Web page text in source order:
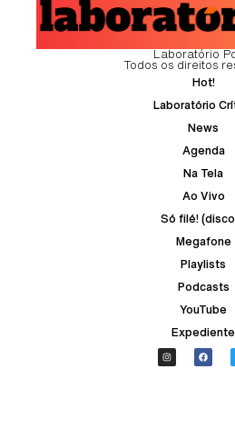
Laboratório
Todos os direitos
Hot!
Laboratório
News
Agenda
Na Tela
Ao Vivo
Só filé!
Megafone
Playlists
Podcasts
YouTube
Expediente